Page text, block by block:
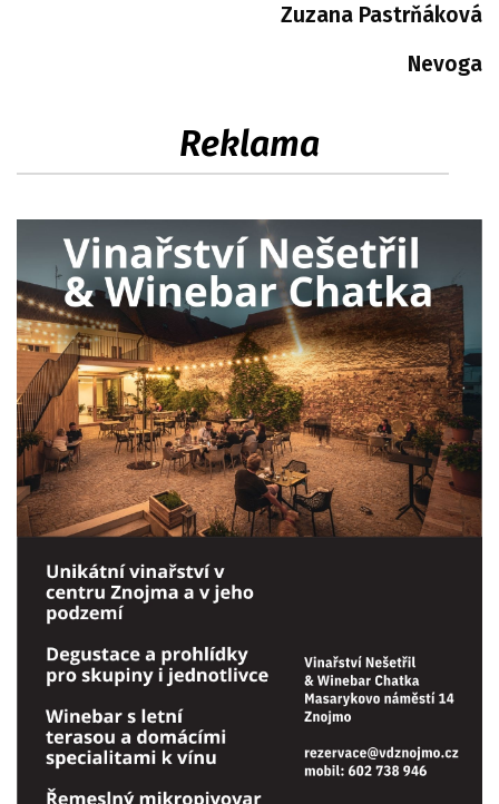
Zuzana Pastrňáková
Nevoga
Reklama